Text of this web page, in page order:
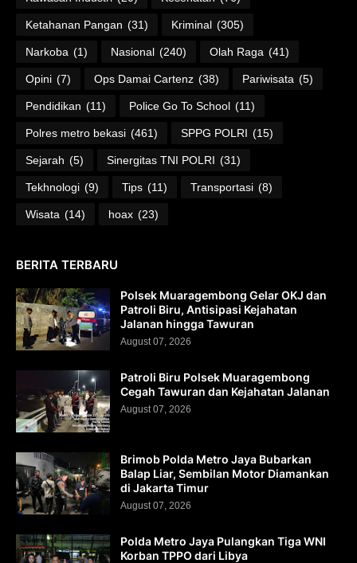
Ketahanan Pangan (31) Kriminal (305)
Narkoba (1) Nasional (240) Olah Raga (41)
Opini (7) Ops Damai Cartenz (38) Pariwisata (5)
Pendidikan (11) Police Go To School (11)
Polres metro bekasi (461) SPPG POLRI (15)
Sejarah (5) Sinergitas TNI POLRI (31)
Tekhnologi (9) Tips (11) Transportasi (8)
Wisata (14) hoax (23)
BERITA TERBARU
Polsek Muaragembong Gelar OKJ dan
Patroli Biru, Antisipasi Kejahatan
Jalanan hingga Tawuran
August 07, 2026
Patroli Biru Polsek Muaragembong
Cegah Tawuran dan Kejahatan Jalanan
August 07, 2026
Brimob Polda Metro Jaya Bubarkan
Balap Liar, Sembilan Motor Diamankan
di Jakarta Timur
August 07, 2026
Polda Metro Jaya Pulangkan Tiga WNI
Korban TPPO dari Libya